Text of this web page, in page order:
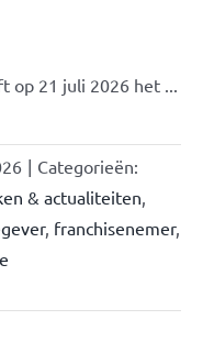
op 21 juli 2026 het ...
| Categorieën:
& actualiteiten
, franchisenemer,